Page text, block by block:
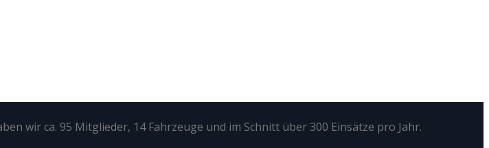
wir ca. 95 Mitglieder, 14 Fahrzeuge und im Schnitt über 300 Einsätze pro Jahr.